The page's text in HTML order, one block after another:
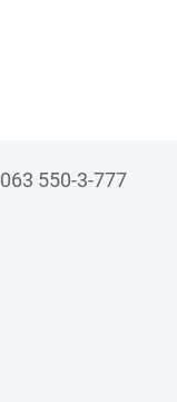
063 550-3-777